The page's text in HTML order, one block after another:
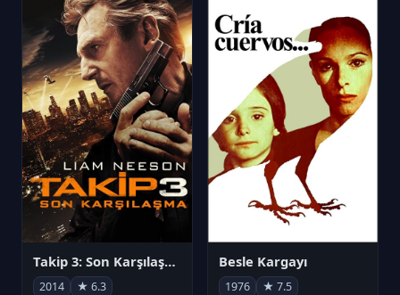
Takip 3: Son Karşılaşma
2014 ★ 6.3
Besle Kargayı
1976 ★ 7.5